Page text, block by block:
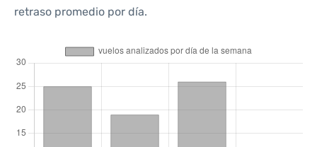
retraso promedio por día.